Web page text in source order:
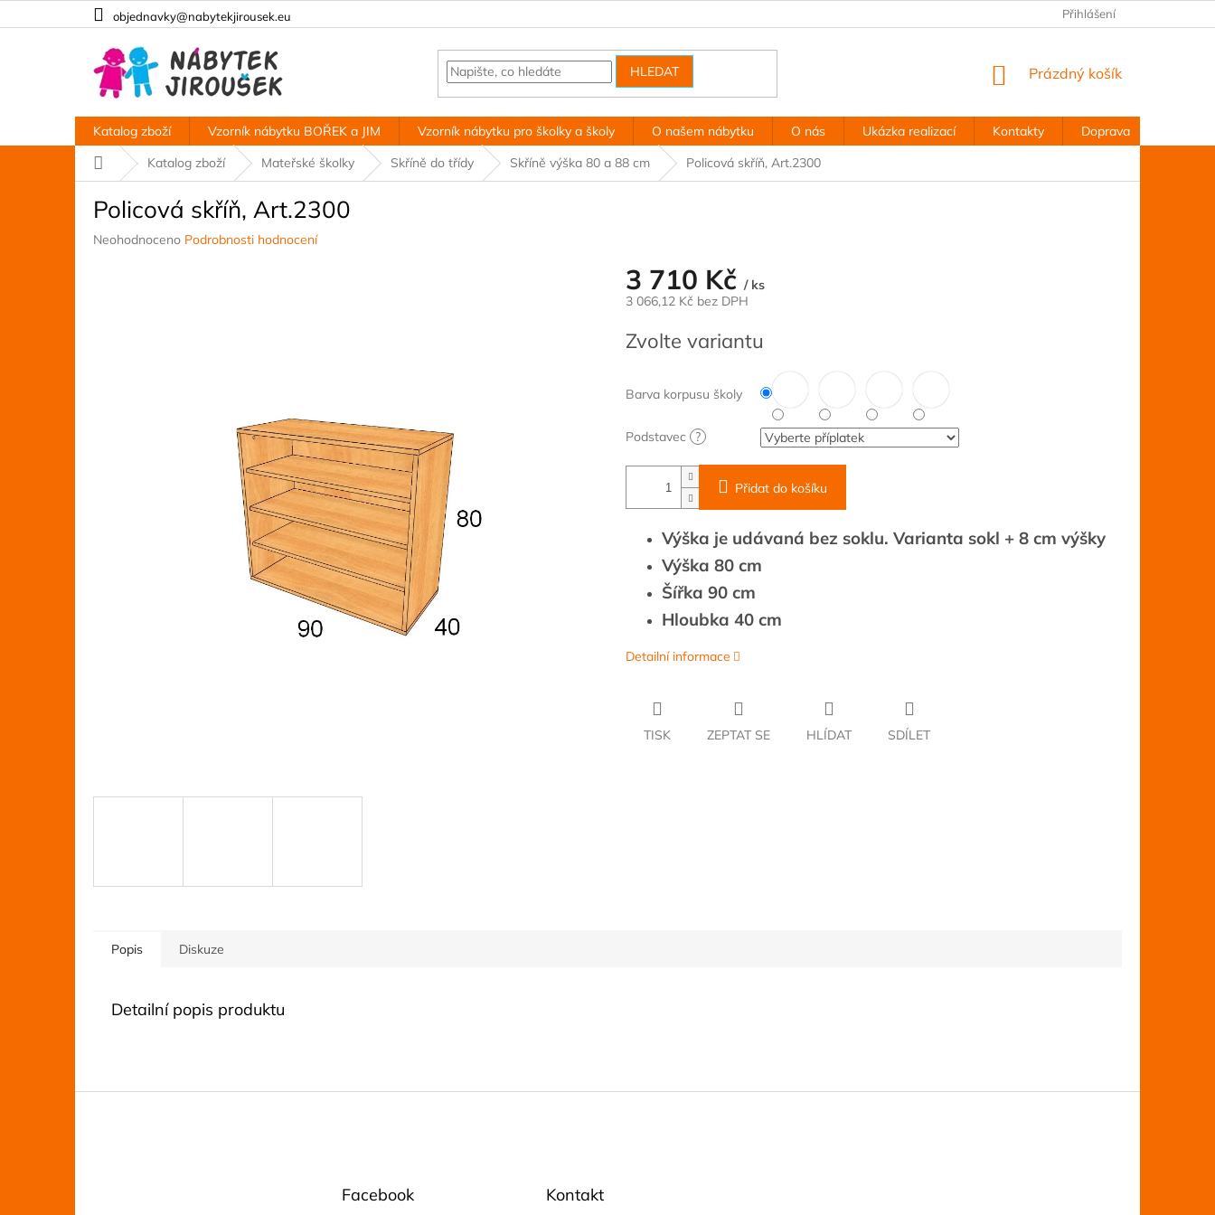
na
objednavky@nabytekjirousek.eu Přihlášení
HLEDAT
NÁKUPNÍ
Prázdný košík
Katalog zboží Vzorník nábytku BOŘEK a JIM Vzorník nábytku pro školky a školy O našem nábytku O nás Ukázka realizací Kontakty Doprava
Domů
Katalog zboží Mateřské školky Skříně do třídy Skříně výška 80 a 88 cm Policová skříň, Art.2300
Policová skříň, Art.2300
Průměrné
Neohodnoceno Podrobnosti hodnocení
3 710 Kč / ks
3 066,12 Kč bez DPH
cena:
Zvolte variantu
Barva korpusu školy
Podstavec ?
Přidat do košíku
Výška je udávaná bez soklu. Varianta sokl + 8 cm výšky
Výška 80 cm
Šířka 90 cm
Hloubka 40 cm
Detailní informace
TISK ZEPTAT SE HLÍDAT SDÍLET
Popis Diskuze
Detailní popis produktu
Facebook Kontakt